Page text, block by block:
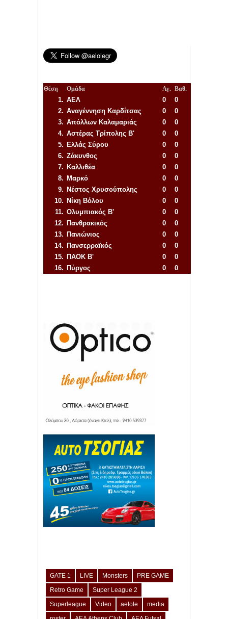
Θέση Ομάδα Αγ. Βαθ.
1. ΑΕΛ 0
0
2. Αναγέννηση Καρδίτσας 0
0
3. Απόλλων Καλαμαριάς 0
0
4. Αστέρας Τρίπολης Β' 0
0
5. Ελλάς Σύρου 0
0
6. Ζάκυνθος 0
0
7. Καλλιθέα 0
0
8. Μαρκό 0
0
9. Νέστος Χρυσούπολης 0
0
10. Νίκη Βόλου 0
0
11. Ολυμπιακός Β' 0
0
12. Πανθρακικός 0
0
13. Πανιώνιος 0
0
14. Πανσερραϊκός 0
0
15. ΠΑΟΚ Β' 0
0
16. Πύργος 0
0
GATE 1 LIVE Monsters
PRE GAME
Retro Game
Super League 2
Superleague
Video aelole
media